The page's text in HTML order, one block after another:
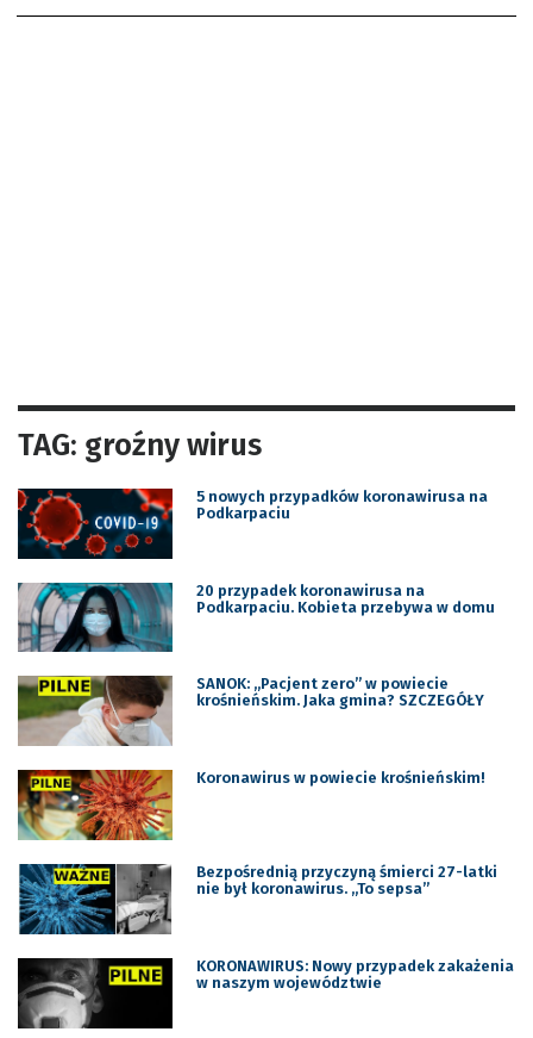
TAG: groźny wirus
5 nowych przypadków koronawirusa na
Podkarpaciu
20 przypadek koronawirusa na
Podkarpaciu. Kobieta przebywa w domu
SANOK: „Pacjent zero” w powiecie
krośnieńskim. Jaka gmina? SZCZEGÓŁY
Koronawirus w powiecie krośnieńskim!
Bezpośrednią przyczyną śmierci 27-latki
nie był koronawirus. „To sepsa”
KORONAWIRUS: Nowy przypadek zakażenia
w naszym województwie